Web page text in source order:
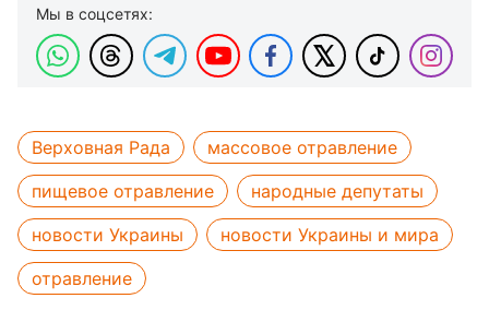
Мы в соцсетях:
Верховная Рада
массовое отравление
пищевое отравление
народные депутаты
новости Украины
новости Украины и мира
отравление